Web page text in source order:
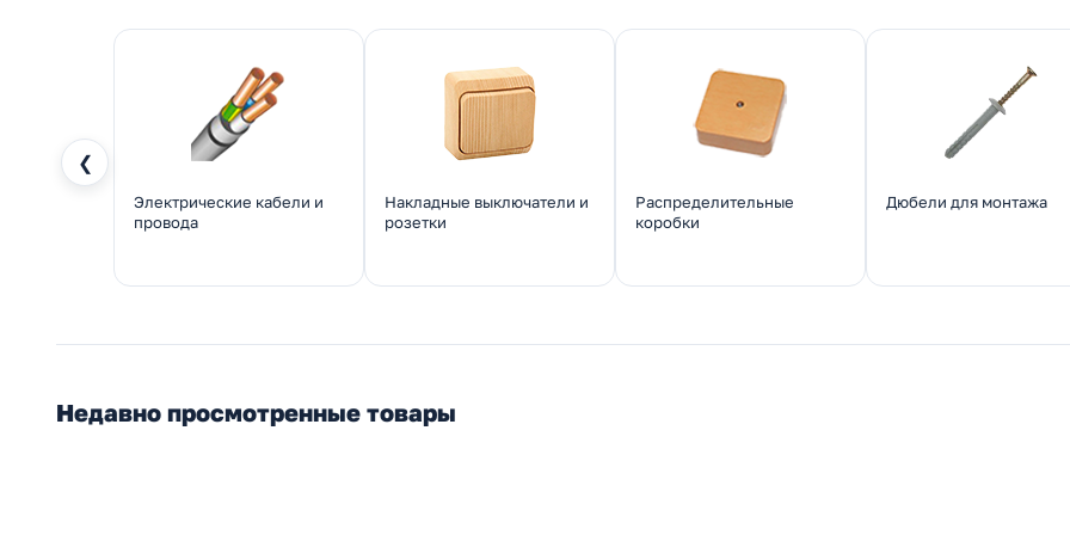
❮
Электрические кабели и
провода
Накладные выключатели и
розетки
Распределительные
коробки
Дюбели для монтажа
Недавно просмотренные товары